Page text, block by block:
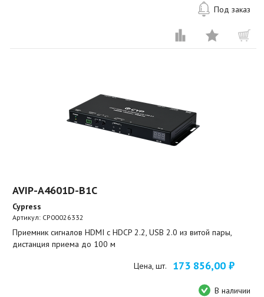
Под заказ
AVIP-A4601D-B1C
Cypress
Артикул: CP00026332
Приемник сигналов HDMI с HDCP 2.2, USB 2.0 из витой пары,
дистанция приема до 100 м
Цена, шт. 173 856,00 ₽
В наличии